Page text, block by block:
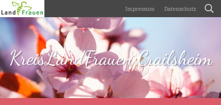
Impressum Datenschutz
KreisLandFrauen Crailsheim